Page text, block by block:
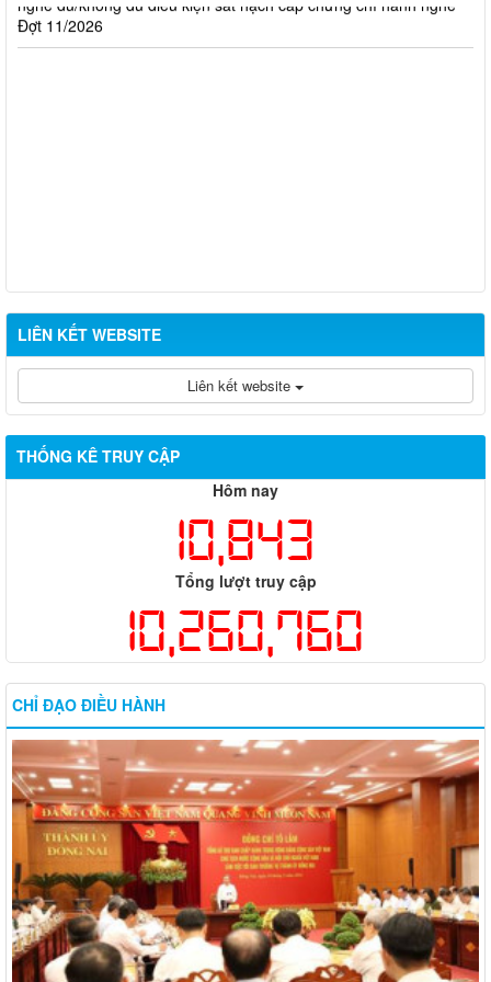
Đợt 11/2026
LIÊN KẾT WEBSITE
Liên kết website
THỐNG KÊ TRUY CẬP
Hôm nay
10,843
Tổng lượt truy cập
10,260,760
CHỈ ĐẠO ĐIỀU HÀNH